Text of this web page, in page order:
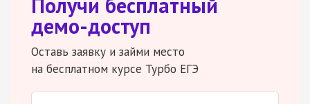
демо-доступ
Оставь заявку и займи место
на бесплатном курсе Турбо ЕГЭ